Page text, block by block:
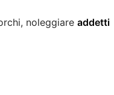
noleggiare addetti